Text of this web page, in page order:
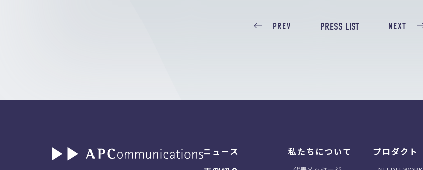
PREV PRESS LIST NEXT
ニュース
私たちについて プロダクト